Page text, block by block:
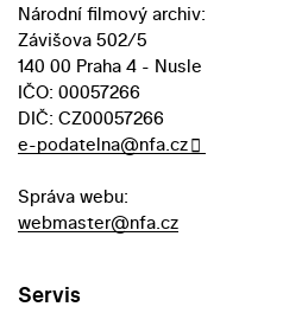
Národní filmový archiv:
Závišova 502/5
140 00 Praha 4 - Nusle
IČO: 00057266
DIČ: CZ00057266
e-podatelna@nfa.cz
Správa webu:
webmaster@nfa.cz
Servis